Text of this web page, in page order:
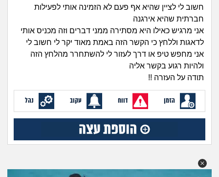
זוגיות
היריון ולידה
הורות ומשפחה
מהבקו"ם... ועד מתי?!
לימודים וסטודנטים
חיפוש שאלות
הרשמה | התחברות
חשוב לי לציין שהיא אף פעם לא הזמינה אותי לפעילות
חברתית שהיא אירגנה
אני מרגיש כאילו היא מסתירה ממני דברים וזה מכניס אותי
לדאגות וללחץ כי הקשר הזה באמת מאוד יקר לי חשוב לי
אני מחפש טיפ או דרך לעזור לי להשתחרר מהלחץ הזה
ולהיות רגוע בקשר אליה
תודה על העזרה !!
הזמן דווח עקוב נהל